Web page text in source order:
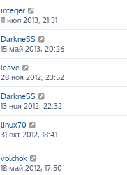
integer
11 июл 2013, 21:31
DarkneSS
15 май 2013, 20:26
leave
28 ноя 2012, 23:52
DarkneSS
13 ноя 2012, 22:32
linux70
31 окт 2012, 18:41
volchok
18 май 2012, 17:50